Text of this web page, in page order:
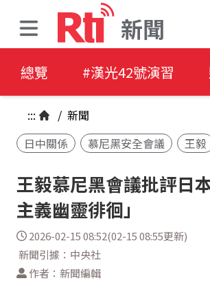
新聞
總覽 #漢光42號演習
::: / 新聞
日中關係
慕尼黑安全會議 王毅
王毅慕尼黑會議批評日
主義幽靈徘徊」
2026-02-15 08:52(02-15 08:55更新)
新聞引據：中央社
作者：新聞編輯